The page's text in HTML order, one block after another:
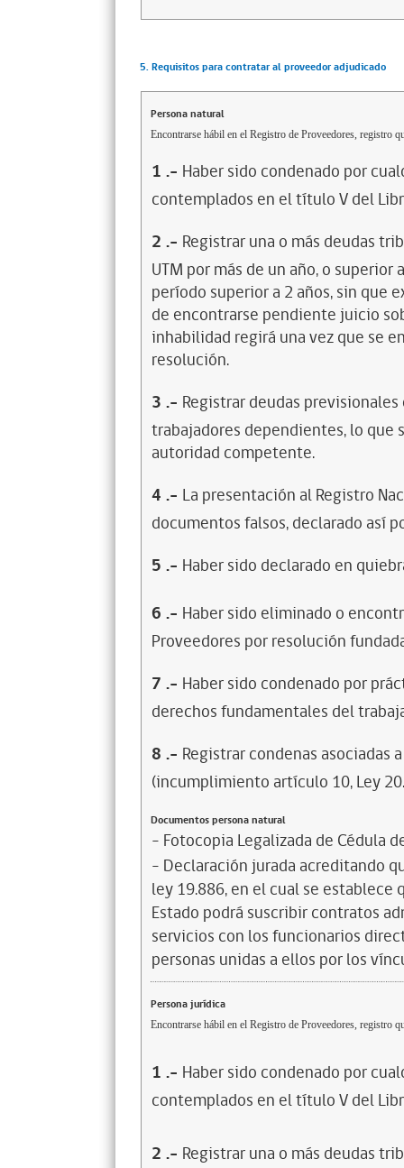
5. Requisitos para contratar al proveedor adjudicado
Persona natural
Encontrarse hábil en el Registro de Proveedores, registro
1 .- Haber sido condenado por
contemplados en el título V del
2 .- Registrar una o más deudas
UTM por más de un año, o
período superior a 2 años, sin que
de encontrarse pendiente juicio
inhabilidad regirá una vez que se
resolución.
3 .- Registrar deudas
trabajadores dependientes, lo
autoridad competente.
4 .- La presentación al Registro
documentos falsos, declarado así
5 .- Haber sido declarado en
6 .- Haber sido eliminado o
Proveedores por resolución
7 .- Haber sido condenado por
derechos fundamentales del
8 .- Registrar condenas asociadas
(incumplimiento artículo 10, Ley
Documentos persona natural
- Fotocopia Legalizada de Cédula
- Declaración jurada acreditando
ley 19.886, en el cual se
Estado podrá suscribir contratos
servicios con los funcionarios
personas unidas a ellos por los
Persona jurídica
Encontrarse hábil en el Registro de Proveedores, registro
1 .- Haber sido condenado por
contemplados en el título V del
2 .- Registrar una o más deudas